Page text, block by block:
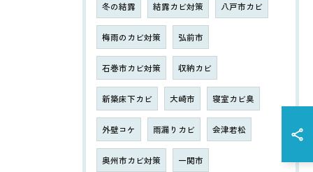
冬の結露 結露カビ対策 八戸市カビ
梅雨のカビ対策 弘前市
石巻市カビ対策 収納カビ
新築床下カビ 大崎市 寝室カビ臭
外壁コケ 雨漏りカビ 会津若松
奥州市カビ対策 一関市